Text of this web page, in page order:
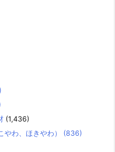
(1,436)
わ、ほきやわ） (836)